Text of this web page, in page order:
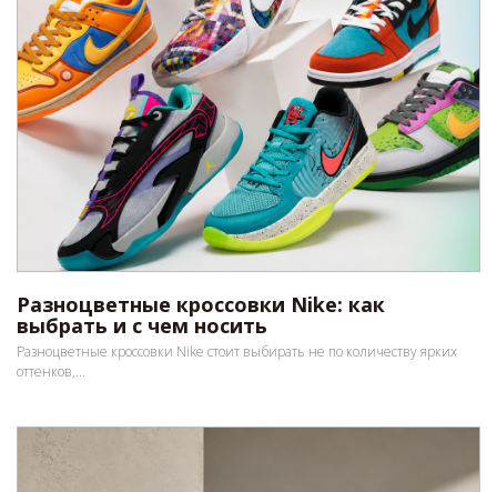
Разноцветные кроссовки Nike: как
выбрать и с чем носить
Разноцветные кроссовки Nike стоит выбирать не по количеству ярких
оттенков,...